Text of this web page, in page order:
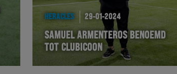
HERACLES 29-01-2024
SAMUEL ARMENTEROS BENOEMD
TOT CLUBICOON